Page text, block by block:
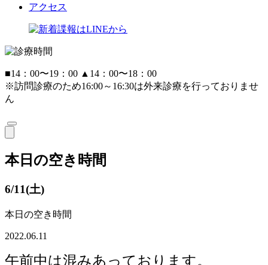
アクセス
■14：00〜19：00 ▲ 14：00〜18：00
※訪問診療のため16:00～16:30は外来診療を行っておりませ
ん
本日の空き時間
6/11(土)
本日の空き時間
2022.06.11
午前中は混みあっております。